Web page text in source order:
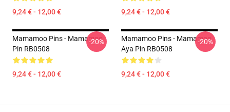
9,24 € - 12,00 € 9,24 € - 12,00 €
Mamamoo Pins - Mamamoo
Pin RB0508
9,24 € - 12,00 €
-20%
Mamamoo Pins - Mamamoo
Aya Pin RB0508
9,24 € - 12,00 €
-20%